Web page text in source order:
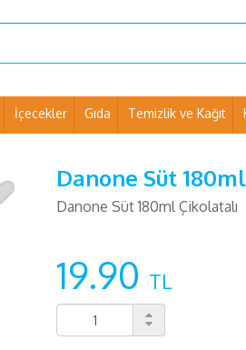
İçecekler Gıda Temizlik ve Kağıt
Danone Süt
Danone Süt 180ml Çikolatalı
19.90 TL